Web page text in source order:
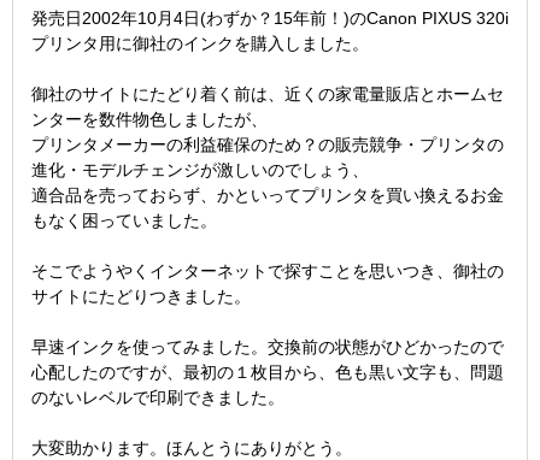
発売日2002年10月4日(わずか？15年前！)のCanon PIXUS 320i
プリンタ用に御社のインクを購入しました。
御社のサイトにたどり着く前は、近くの家電量販店とホームセ
ンターを数件物色しましたが、
プリンタメーカーの利益確保のため？の販売競争・プリンタの
進化・モデルチェンジが激しいのでしょう、
適合品を売っておらず、かといってプリンタを買い換えるお金
もなく困っていました。
そこでようやくインターネットで探すことを思いつき、御社の
サイトにたどりつきました。
早速インクを使ってみました。交換前の状態がひどかったので
心配したのですが、最初の１枚目から、色も黒い文字も、問題
のないレベルで印刷できました。
大変助かります。ほんとうにありがとう。